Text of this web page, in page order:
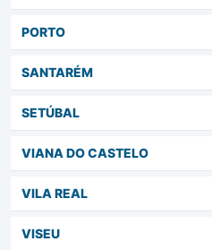
PORTO
SANTARÉM
SETÚBAL
VIANA DO CASTELO
VILA REAL
VISEU